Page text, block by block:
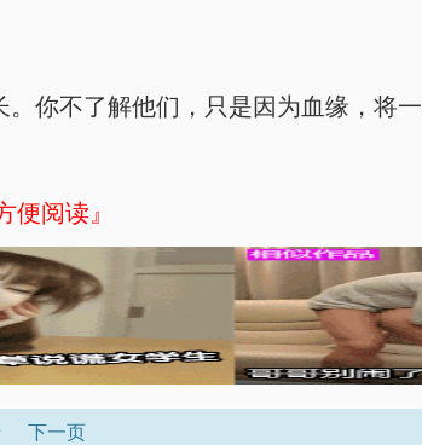
你不了解他们，只是因为血缘，将
便阅读』
下一页